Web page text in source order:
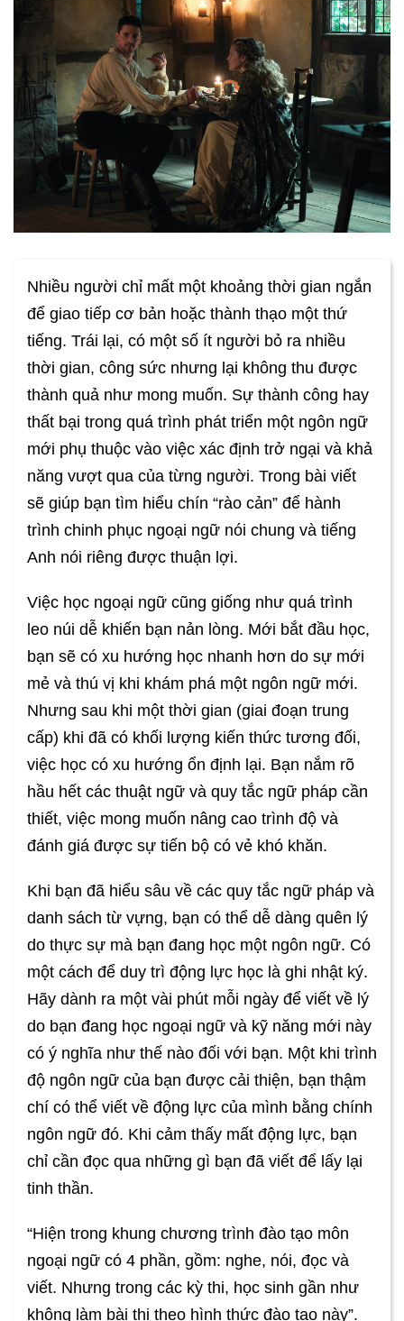
Nhiều người chỉ mất một khoảng thời gian ngắn
để giao tiếp cơ bản hoặc thành thạo một thứ
tiếng. Trái lại, có một số ít người bỏ ra nhiều
thời gian, công sức nhưng lại không thu được
thành quả như mong muốn. Sự thành công hay
thất bại trong quá trình phát triển một ngôn ngữ
mới phụ thuộc vào việc xác định trở ngại và khả
năng vượt qua của từng người. Trong bài viết
sẽ giúp bạn tìm hiểu chín “rào cản” để hành
trình chinh phục ngoại ngữ nói chung và tiếng
Anh nói riêng được thuận lợi.
Việc học ngoại ngữ cũng giống như quá trình
leo núi dễ khiến bạn nản lòng. Mới bắt đầu học,
bạn sẽ có xu hướng học nhanh hơn do sự mới
mẻ và thú vị khi khám phá một ngôn ngữ mới.
Nhưng sau khi một thời gian (giai đoạn trung
cấp) khi đã có khối lượng kiến thức tương đối,
việc học có xu hướng ổn định lại. Bạn nắm rõ
hầu hết các thuật ngữ và quy tắc ngữ pháp cần
thiết, việc mong muốn nâng cao trình độ và
đánh giá được sự tiến bộ có vẻ khó khăn.
Khi bạn đã hiểu sâu về các quy tắc ngữ pháp và
danh sách từ vựng, bạn có thể dễ dàng quên lý
do thực sự mà bạn đang học một ngôn ngữ. Có
một cách để duy trì động lực học là ghi nhật ký.
Hãy dành ra một vài phút mỗi ngày để viết về lý
do bạn đang học ngoại ngữ và kỹ năng mới này
có ý nghĩa như thế nào đối với bạn. Một khi trình
độ ngôn ngữ của bạn được cải thiện, bạn thậm
chí có thể viết về động lực của mình bằng chính
ngôn ngữ đó. Khi cảm thấy mất động lực, bạn
chỉ cần đọc qua những gì bạn đã viết để lấy lại
tinh thần.
“Hiện trong khung chương trình đào tạo môn
ngoại ngữ có 4 phần, gồm: nghe, nói, đọc và
viết. Nhưng trong các kỳ thi, học sinh gần như
không làm bài thi theo hình thức đào tạo này”.